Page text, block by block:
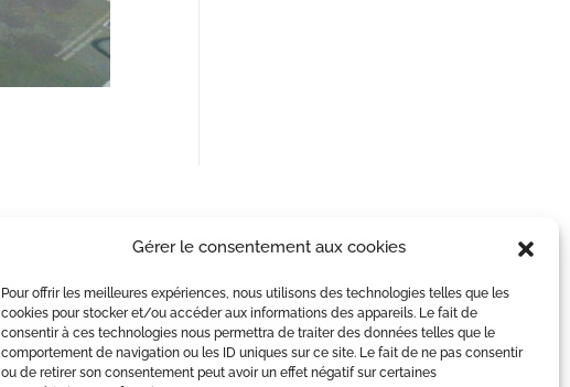
Gérer le consentement aux cookies
Pour offrir les meilleures expériences, nous utilisons des technologies telles que les
cookies pour stocker et/ou accéder aux informations des appareils. Le fait de
consentir à ces technologies nous permettra de traiter des données telles que le
comportement de navigation ou les ID uniques sur ce site. Le fait de ne pas consentir
ou de retirer son consentement peut avoir un effet négatif sur certaines